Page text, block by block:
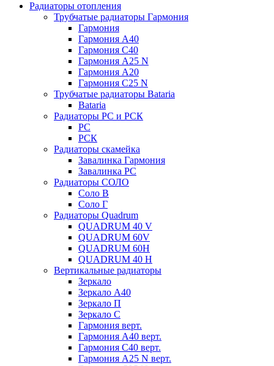
Радиаторы отопления
Трубчатые радиаторы Гармония
Гармония
Гармония А40
Гармония С40
Гармония А25 N
Гармония А20
Гармония С25 N
Трубчатые радиаторы Bataria
Bataria
Радиаторы РС и РСК
РС
РСК
Радиаторы скамейка
Завалинка Гармония
Завалинка РС
Радиаторы СОЛО
Соло В
Соло Г
Радиаторы Quadrum
QUADRUM 40 V
QUADRUM 60V
QUADRUM 60H
QUADRUM 40 H
Вертикальные радиаторы
Зеркало
Зеркало А40
Зеркало П
Зеркало С
Гармония верт.
Гармония А40 верт.
Гармония С40 верт.
Гармония А25 N верт.